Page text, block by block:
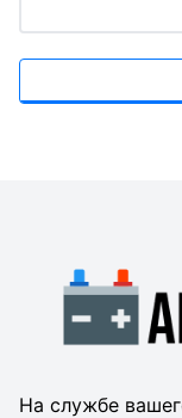
На службе